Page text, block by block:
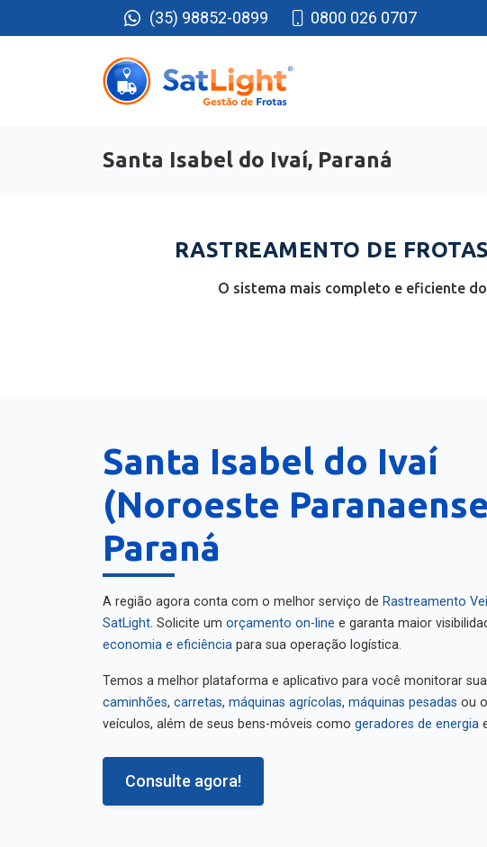
(35) 98852-0899 0800 026 0707
Santa Isabel do Ivaí, Paraná
RASTREAMENTO DE
O sistema mais completo e eficiente
Santa Isabel do Ivaí
(Noroeste
Paraná
A região agora conta com o melhor serviço de Rastreamento
SatLight. Solicite um orçamento on-line e garanta maior
economia e eficiência para sua operação logística.
Temos a melhor plataforma e aplicativo para você monitorar sua
caminhões, carretas, máquinas agrícolas, máquinas pesadas ou
veículos, além de seus bens-móveis como geradores de energia
Consulte agora!